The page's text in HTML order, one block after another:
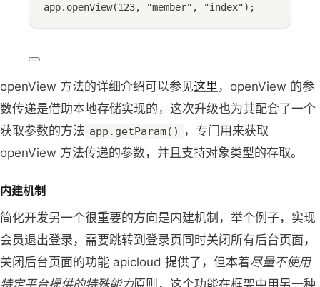
app. openView(123, "member" , "index");
openView 方法的详细介绍可以参见这里 ，openView 的参
数传递是借助本地存储实现的，这次升级也为其配套了一个
获取参数的方法 app.getParam()
，专门用来获取
openView 方法传递的参数，并且支持对象类型的存取。
内建机制
简化开发另一个很重要的方向是内建机制，举个例子，实现
会员退出登录，需要跳转到登录页同时关闭所有后台页面，
关闭后台页面的功能 apicloud 提供了，但本着尽量不使用
特定平台提供的特殊能力原则，这个功能在框架中用另一种